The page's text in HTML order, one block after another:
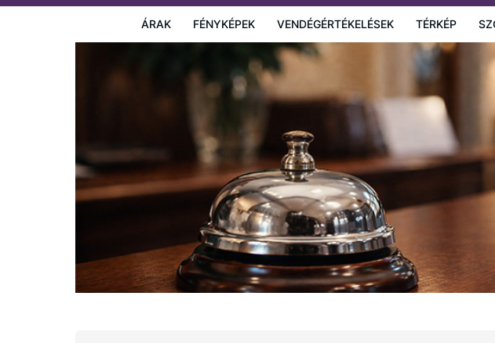
ÁRAK FÉNYKÉPEK VENDÉGÉRTÉKELÉSEK TÉRKÉP